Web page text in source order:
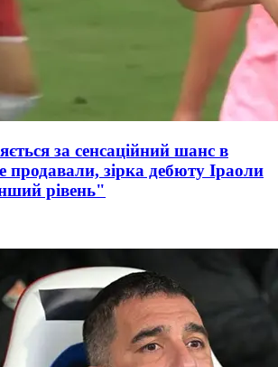
за сенсаційний шанс в
зірка дебюту Іраоли
рівень"